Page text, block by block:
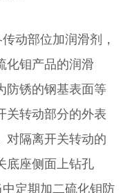
动部位加润滑剂，
化钼产品的润滑
防锈的钢基表面等
关转动部分的外表
对隔离开关转动的
底座侧面上钻孔
定期加二硫化钼防